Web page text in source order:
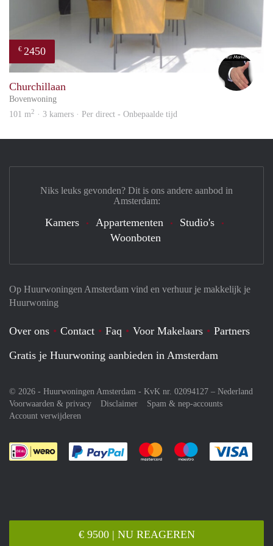
€ 9500 | NU REAGEREN
€ 2450
Churchillaan
Bovenwoning
101 m2 · 3 kamers · Per direct - Onbepaalde tijd
Op Huurwoningen Amsterdam vind en verhuur je makkelijk je
Huurwoning
Over ons Contact Faq Voor Makelaars
Partners
Gratis je Huurwoning aanbieden in Amsterdam
© 2026 - Huurwoningen Amsterdam - KvK nr. 02094127 – Nederland
Voorwaarden & privacy
Disclaimer
Spam & nep-accounts
Account verwijderen
Je rekent gemakkelijk af met Paypal
Je rekent gemakkelijk af met
Je rekent
Niks leuks gevonden? Dit is ons andere aanbod in
Amsterdam:
Kamers Appartementen
Studio's
Woonboten